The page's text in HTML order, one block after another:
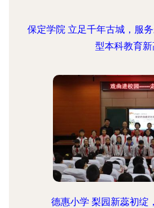
保定学院 立足千年古城，服
型本科教育
德惠小学 梨园新蕊初绽